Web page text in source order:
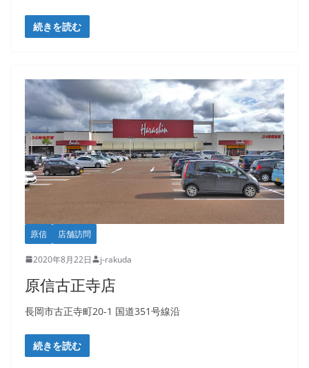
続きを読む
原信 店舗訪問
2020年8月22日 j-rakuda
原信古正寺店
長岡市古正寺町20-1 国道351号線沿
続きを読む